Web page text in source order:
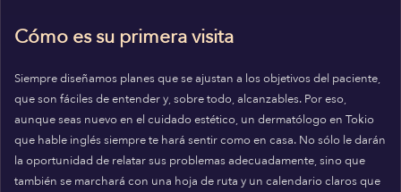
Cómo es su primera visita
Siempre diseñamos planes que se ajustan a los objetivos del paciente,
que son fáciles de entender y, sobre todo, alcanzables. Por eso,
aunque seas nuevo en el cuidado estético, un dermatólogo en Tokio
que hable inglés siempre te hará sentir como en casa. No sólo le darán
la oportunidad de relatar sus problemas adecuadamente, sino que
también se marchará con una hoja de ruta y un calendario claros que